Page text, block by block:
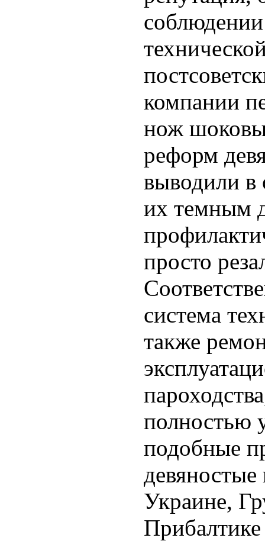
компании
нож
реформ
выводили
их темным
просто
система
также
полностью
подобные
девяностые
Украине,